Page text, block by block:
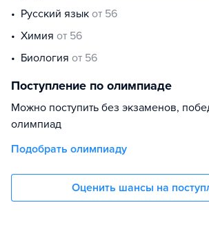
русский язык от 56
химия от 56
биология от 56
Поступление по олимпиаде
Можно поступить без экзаменов,
олимпиад
Подобрать олимпиаду
Оценить шансы на